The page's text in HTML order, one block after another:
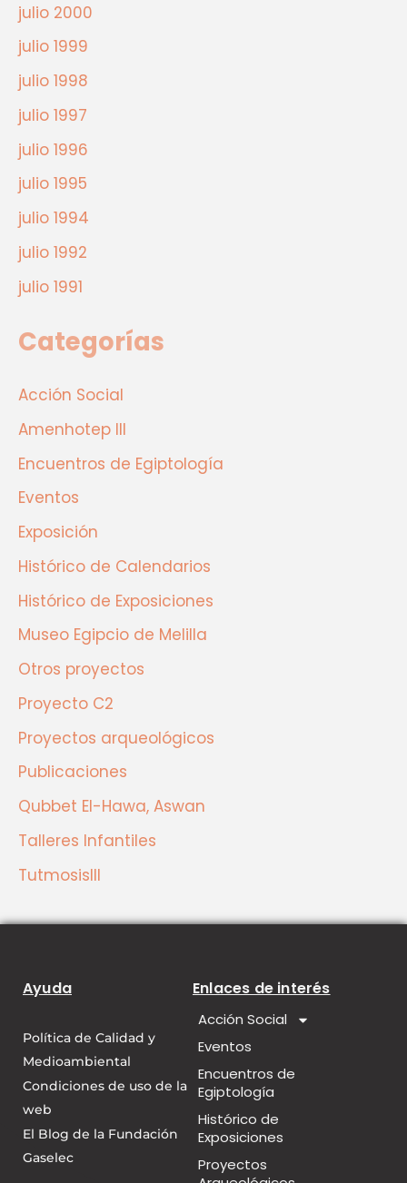
julio 2000
julio 1999
julio 1998
julio 1997
julio 1996
julio 1995
julio 1994
julio 1992
julio 1991
Categorías
Acción Social
Amenhotep III
Encuentros de Egiptología
Eventos
Exposición
Histórico de Calendarios
Histórico de Exposiciones
Museo Egipcio de Melilla
Otros proyectos
Proyecto C2
Proyectos arqueológicos
Publicaciones
Qubbet El-Hawa, Aswan
Talleres Infantiles
TutmosisIII
Ayuda
Política de Calidad y
Medioambiental
Condiciones de uso de la
web
El Blog de la Fundación
Gaselec
Enlaces de interés
Acción Social
Eventos
Encuentros de
Egiptología
Histórico de
Exposiciones
Proyectos